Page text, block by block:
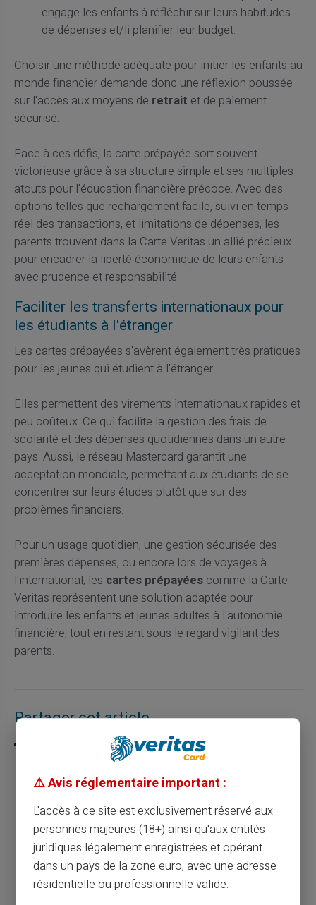
engage les enfants à réfléchir sur leurs habitudes
de dépenses et/li planifier leur budget.
Choisir une méthode adéquate pour initier les enfants au
monde financier demande donc une réflexion poussée
sur l'accès aux moyens de retrait et de paiement
sécurisé.
Face à ces défis, la carte prépayée sort souvent
victorieuse grâce à sa structure simple et ses multiples
atouts pour l'éducation financière précoce. Avec des
options telles que rechargement facile, suivi en temps
réel des transactions, et limitations de dépenses, les
parents trouvent dans la Carte Veritas un allié précieux
pour encadrer la liberté économique de leurs enfants
avec prudence et responsabilité.
Faciliter les transferts internationaux pour
les étudiants à l'étranger
Les cartes prépayées s'avèrent également très pratiques
pour les jeunes qui étudient à l'étranger.
Elles permettent des virements internationaux rapides et
peu coûteux. Ce qui facilite la gestion des frais de
scolarité et des dépenses quotidiennes dans un autre
pays. Aussi, le réseau Mastercard garantit une
acceptation mondiale, permettant aux étudiants de se
concentrer sur leurs études plutôt que sur des
problèmes financiers.
Pour un usage quotidien, une gestion sécurisée des
premières dépenses, ou encore lors de voyages à
l'international, les cartes prépayéescomme la Carte
Veritas représentent une solution adaptée pour
introduire les enfants et jeunes adultes à l'autonomie
financière, tout en restant sous le regard vigilant des
parents.
Partager cet article
Gérez mieux votre budget avec une carte
prépayée
Article précédent
⚠️ Avis réglementaire important :
L'accès à ce site est exclusivement réservé aux
personnes majeures (18+) ainsi qu'aux entités
juridiques légalement enregistrées et opérant
dans un pays de la zone euro, avec une adresse
résidentielle ou professionnelle valide.